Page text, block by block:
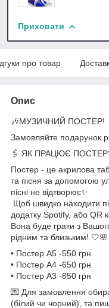
Приховати
про товар
Опис
🎶МУЗИЧНИЙ ПОСТЕР!
Замовляйте подарунок
🖇 ЯК ПРАЦЮЄ ПОСТЕР?
Постер - це акрилова
та пісня за допомогою
пісні не відтворює✨
Щоб швидко находити
додатку Spotify, або QR
Вона буде грати з
рідним та близьким! 🤍🌸
• Постер А5 -550 грн
• Постер А4 -650 грн
• Постер А3 -850 грн
💌 Для замовлення
(білий чи чорний), та